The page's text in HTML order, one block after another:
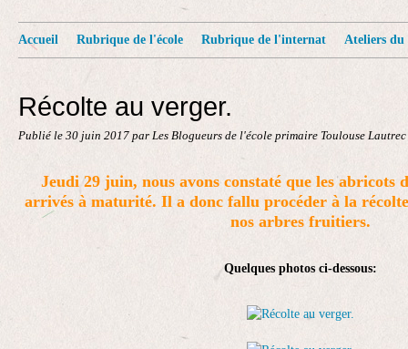
Accueil Rubrique de l'école Rubrique de l'internat Ateliers du
Récolte au verger.
Publié le 30 juin 2017 par Les Blogueurs de l'école primaire Toulouse Lautrec
Jeudi 29 juin, nous avons constaté que les abricots
arrivés à maturité. Il a donc fallu procéder à la
nos arbres fruitiers.
Quelques photos ci-dessous: